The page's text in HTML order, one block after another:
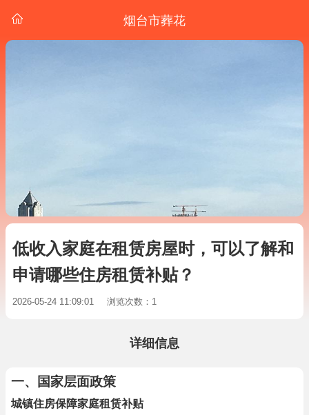
烟台市葬花
低收入家庭在租赁房屋时，可以了解和
申请哪些住房租赁补贴？
2026-05-24 11:09:01 浏览次数：1
详细信息
一、国家层面政策
城镇住房保障家庭租赁补贴